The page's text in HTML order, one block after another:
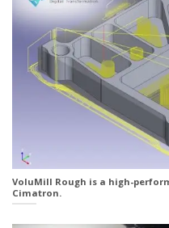
VoluMill Rough is a high-
Cimatron.